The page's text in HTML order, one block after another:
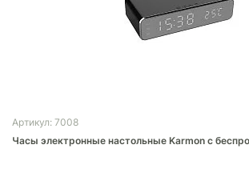
Артикул: 7008
Часы электронные настольные Karmon с